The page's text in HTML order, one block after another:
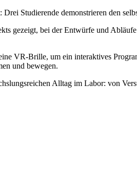
Studierende demonstrieren den
gezeigt, bei der Entwürfe und
VR-Brille, um ein interaktives
und bewegen.
Alltag im Labor: von